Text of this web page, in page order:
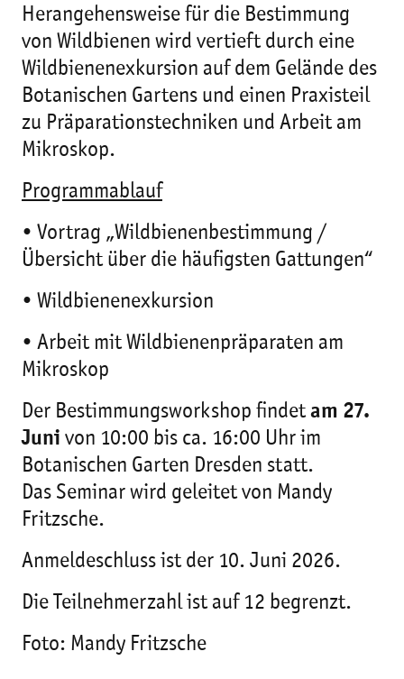
Herangehensweise für die Bestimmung
von Wildbienen wird vertieft durch eine
Wildbienenexkursion auf dem Gelände des
Botanischen Gartens und einen Praxisteil
zu Präparationstechniken und Arbeit am
Mikroskop.
Programmablauf
• Vortrag „Wildbienenbestimmung /
Übersicht über die häufigsten Gattungen“
• Wildbienenexkursion
• Arbeit mit Wildbienenpräparaten am
Mikroskop
Der Bestimmungsworkshop findetam 27.
Juni von 10:00 bis ca. 16:00 Uhr im
Botanischen Garten Dresden statt.
Das Seminar wird geleitet von Mandy
Fritzsche.
Anmeldeschluss ist der 10. Juni 2026.
Die Teilnehmerzahl ist auf 12 begrenzt.
Foto: Mandy Fritzsche